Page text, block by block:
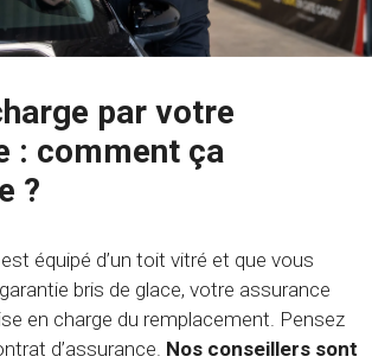
par votre
: comment ça
?
équipé d’un toit vitré et que vous
bris de glace, votre assurance
en charge du remplacement. Pensez
d’assurance. Nos conseillers sont